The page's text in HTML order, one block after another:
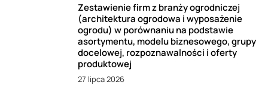
Zestawienie firm z branży ogrodniczej
(architektura ogrodowa i wyposażenie
ogrodu) w porównaniu na podstawie
asortymentu, modelu biznesowego, grupy
docelowej, rozpoznawalności i oferty
produktowej
27 lipca 2026